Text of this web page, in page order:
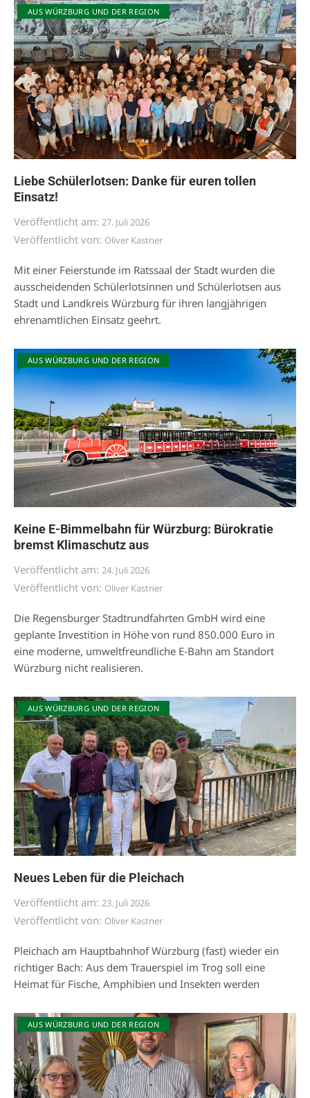
AUS WÜRZBURG UND DER REGION
Liebe Schülerlotsen: Danke für euren tollen
Einsatz!
Veröffentlicht am: 27. Juli 2026
Veröffentlicht von: Oliver Kastner
Mit einer Feierstunde im Ratssaal der Stadt wurden die
ausscheidenden Schülerlotsinnen und Schülerlotsen aus
Stadt und Landkreis Würzburg für ihren langjährigen
ehrenamtlichen Einsatz geehrt.
AUS WÜRZBURG UND DER REGION
Keine E-Bimmelbahn für Würzburg: Bürokratie
bremst Klimaschutz aus
Veröffentlicht am: 24. Juli 2026
Veröffentlicht von: Oliver Kastner
Die Regensburger Stadtrundfahrten GmbH wird eine
geplante Investition in Höhe von rund 850.000 Euro in
eine moderne, umweltfreundliche E-Bahn am Standort
Würzburg nicht realisieren.
AUS WÜRZBURG UND DER REGION
Neues Leben für die Pleichach
Veröffentlicht am: 23. Juli 2026
Veröffentlicht von: Oliver Kastner
Pleichach am Hauptbahnhof Würzburg (fast) wieder ein
richtiger Bach: Aus dem Trauerspiel im Trog soll eine
Heimat für Fische, Amphibien und Insekten werden
AUS WÜRZBURG UND DER REGION